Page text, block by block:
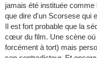
jamais été instituée
que dire d'un Scorsese qui
Il est fort probable que la
cœur du film. Une scène
forcément à tort) mais